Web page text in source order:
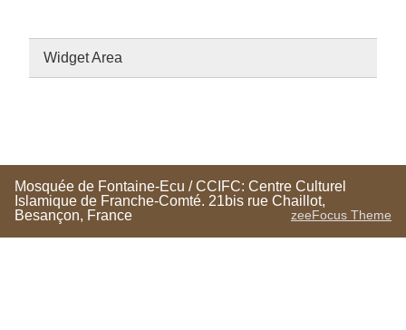
Widget Area
Mosquée de Fontaine-Ecu / CCIFC: Centre Culturel
Islamique de Franche-Comté. 21bis rue Chaillot,
Besançon, France
zeeFocus Theme